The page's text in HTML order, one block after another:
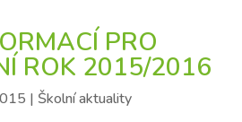
PRO
ROK 2015/2016
| Školní aktuality